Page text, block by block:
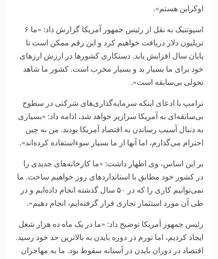
اوکراین هستم».
اسپوتنیک به نقل از رئیس جمهور آمریکا گزارش داد: «ما ۶
تریلیون دلار دریافت خواهیم کرد و این رقم ممکن است تا
پایان سال افزایش یابد. دستکاری کشور‌ها در ارزش ارز‌های
خود برای ما بسیار بد و بسیار مخرب است. کشور ما شاهد
تحولی بی‌سابقه است».
ترامپ با ادعای اینکه سرمایه‌گذاری‌های شرکتی در سطوح
بی‌سابقه‌ای به آمریکا سرازیر خواهد شد، ادامه داد: «بسیاری
به دنبال آسیب رساندن به اقتصاد آمریکا بودند. من به چین
احترام می‌گذارم، اما آنها از ما بسیار سوءاستفاده کرده‌اند».
بر این اساس، وی اظهار داشت: «ما کارخانه‌های جدیدی را
در کشور خود مطابق با استاندارد‌های روز خواهیم ساخت. ما
نمی‌توانیم کاری را که در ۵۰ سال گذشته انجام داده‌ایم و در
طی آن مورد استثمار تجاری قرار گرفته‌ایم، انجام دهیم».
رئیس جمهور آمریکا توضیح داد: «ما در یک ماه ده هزار شغل
ایجاد کردیم، اما تورم در دوره بایدن به بالاترین حد خود رسید.
اقتصاد در دوران بایدن در آستانه سقوط بود. ما به مهاجران